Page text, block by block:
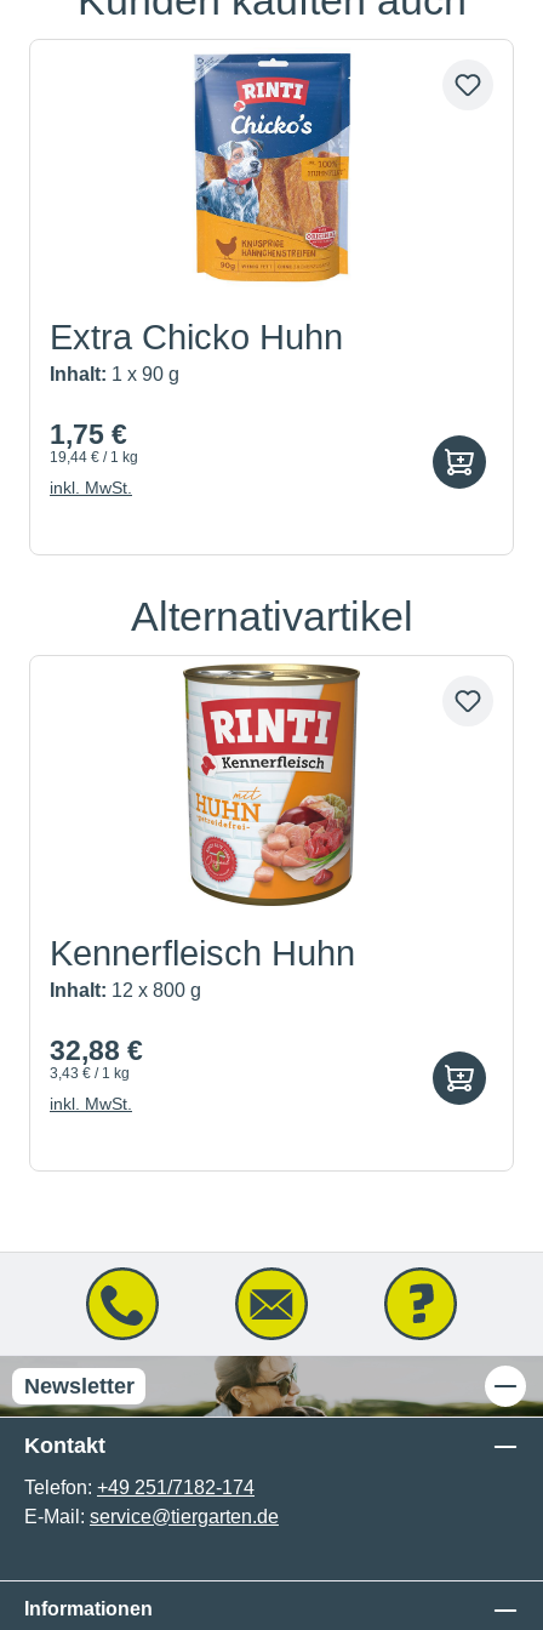
Extra Chicko Huhn
Inhalt: 1 x 90 g
1,75 €
19,44 € / 1 kg
inkl. MwSt.
Produktgalerie überspringen
Alternativartikel
Kennerfleisch Huhn
Inhalt: 12 x 800 g
32,88 €
3,43 € / 1 kg
inkl. MwSt.
Newsletter
Kontakt
Telefon: +49 251/7182-174
E-Mail: service@tiergarten.de
Informationen